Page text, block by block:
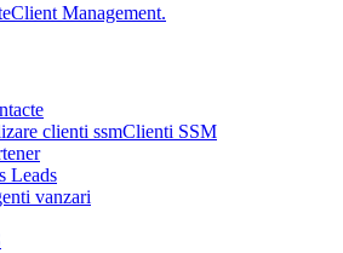
Client Management.
Clienti SSM
Leads
vanzari